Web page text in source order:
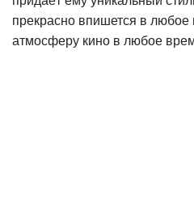
прекрасно впишется в
атмосферу кино в любое